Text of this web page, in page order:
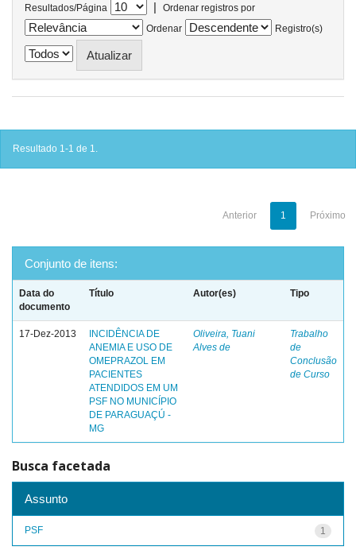
Resultados/Página |
Ordenar registros por
Ordenar
Registro(s)
Resultado 1-1 de 1.
Anterior 1 Próximo
Conjunto de itens:
Data do
documento
Título Autor(es) Tipo
17-Dez-2013
INCIDÊNCIA DE
ANEMIA E USO DE
OMEPRAZOL EM
PACIENTES
ATENDIDOS EM UM
PSF NO MUNICÍPIO
DE PARAGUAÇÚ -
MG
Oliveira, Tuani
Alves de
Trabalho
de
Conclusão
de Curso
Busca facetada
Assunto
1
PSF